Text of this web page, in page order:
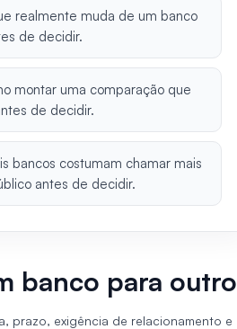
realmente muda de um banco
de decidir.
montar uma comparação que
de decidir.
bancos costumam chamar mais
antes de decidir.
banco para outro
prazo, exigência de relacionamento e